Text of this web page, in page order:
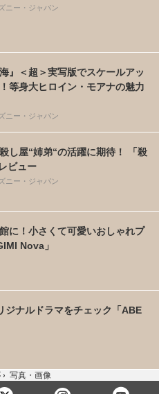
ニー・ジャパン
』＜超＞実写版でスケールアッ
等身大ヒロイン・モアナの魅力
ニー・ジャパン
し屋“姉弟“の活躍に期待！ 「殺
ビュー
ニー・ジャパン
に！小さくて可愛いおしゃれプ
Nova」
ジナルドラマをチェック「ABE
› 写真・画像